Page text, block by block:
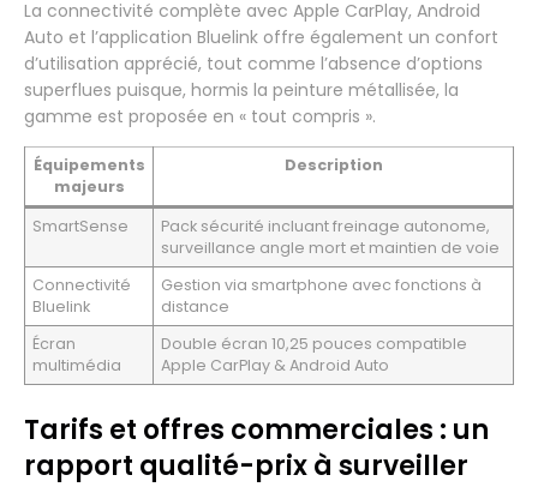
La connectivité complète avec Apple CarPlay, Android
Auto et l’application Bluelink offre également un confort
d’utilisation apprécié, tout comme l’absence d’options
superflues puisque, hormis la peinture métallisée, la
gamme est proposée en « tout compris ».
Équipements
majeurs
Description
SmartSense
Pack sécurité incluant freinage autonome,
surveillance angle mort et maintien de voie
Connectivité
Bluelink
Gestion via smartphone avec fonctions à
distance
Écran
multimédia
Double écran 10,25 pouces compatible
Apple CarPlay & Android Auto
Tarifs et offres commerciales : un
rapport qualité-prix à surveiller